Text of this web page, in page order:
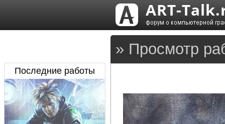
» Просмотр
Последние работы